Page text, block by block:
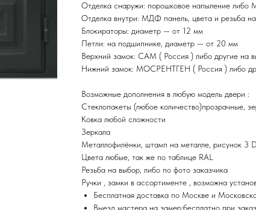
Отделка снаружи: порошковое напыление
Отделка внутри: МДФ панель, цвета и резьба
Блокираторы: диаметр — от 12 мм
Петли: на подшипнике, диаметр — от 20 мм
Верхний замок: САМ ( Россия ) либо другие на
Нижний замок: МОСРЕНТГЕН ( Россия ) либо
Возможные дополнения в любую модель двери :
Стеклопакеты (любое количество)прозрачные,
Ковка любой сложности
Зеркала
Металлофилёнки, штамп на металле, рисунок 3
Цвета любые, так же по таблице RAL
Резьба на выбор, либо по фото заказчика
Ручки , замки в ассортименте , возможна
Бесплатная доставка по Москве и
Выезд мастера на замер:бесплатно при